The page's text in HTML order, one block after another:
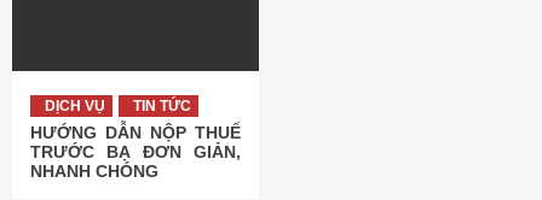
DỊCH VỤ TIN TỨC
HƯỚNG DẪN NỘP THUẾ
TRƯỚC BẠ ĐƠN GIẢN,
NHANH CHÓNG